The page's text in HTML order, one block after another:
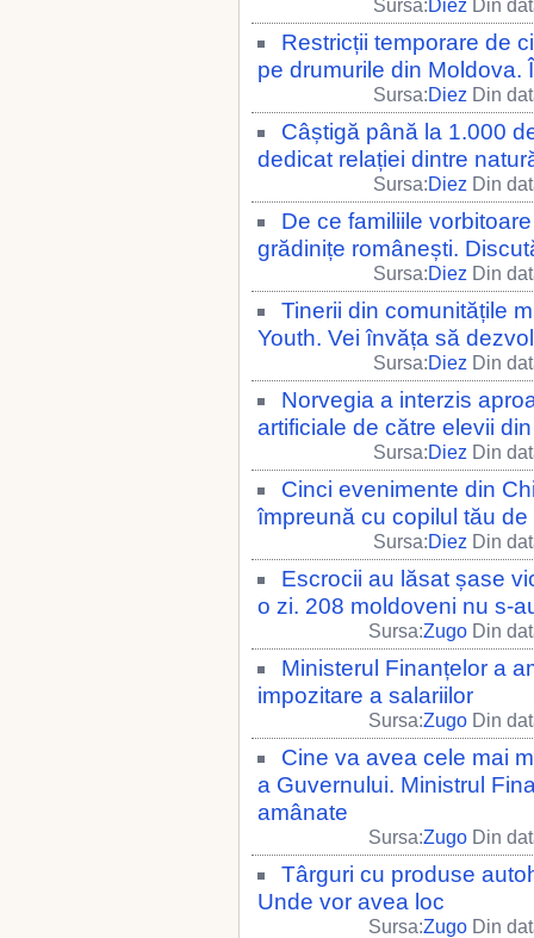
Sursa:Diez Din
Restricții temporare de
pe drumurile din Moldova.
Sursa:Diez Din
Câștigă până la 1.000
dedicat relației dintre
Sursa:Diez Din
De ce familiile
grădinițe românești.
Sursa:Diez Din
Tinerii din comunitățile
Youth. Vei învăța să
Sursa:Diez Din
Norvegia a interzis
artificiale de către elevii
Sursa:Diez Din
Cinci evenimente din
împreună cu copilul tău
Sursa:Diez Din
Escrocii au lăsat șase
o zi. 208 moldoveni nu s-
Sursa:Zugo Din
Ministerul Finanțelor a
impozitare a salariilor
Sursa:Zugo Din
Cine va avea cele mai
a Guvernului. Ministrul
amânate
Sursa:Zugo Din
Târguri cu produse
Unde vor avea loc
Sursa:Zugo Din